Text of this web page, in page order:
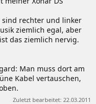
sind rechter und linker
ziemlich egal, aber
das ziemlich nervig.
Man muss dort am
Kabel vertauschen,
Zuletzt bearbeitet: 22.03.2011